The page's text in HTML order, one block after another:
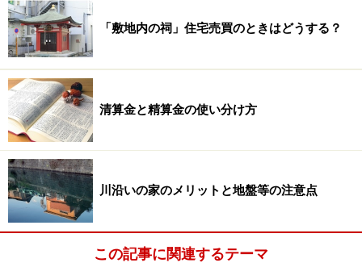
「敷地内の祠」住宅売買のときはどうする？
清算金と精算金の使い分け方
川沿いの家のメリットと地盤等の注意点
この記事に関連するテーマ